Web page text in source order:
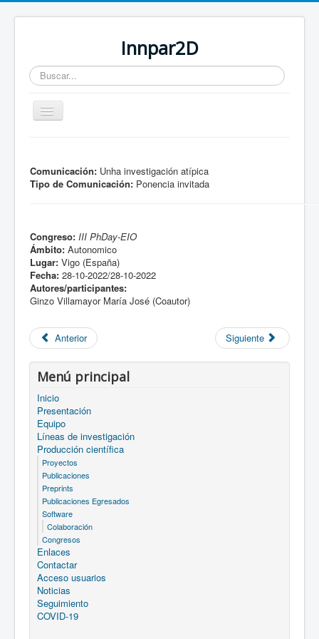
Innpar2D
Buscar...
Cambiar
navegación
Comunicación: Unha investigación atípica
Tipo de Comunicación: Ponencia invitada
Congreso: III PhDay-EIO
Ámbito: Autonomico
Lugar: Vigo (España)
Fecha: 28-10-2022/28-10-2022
Autores/participantes:
Ginzo Villamayor María José (Coautor)
Anterior Siguiente
Menú principal
Inicio
Presentación
Equipo
Líneas de investigación
Producción científica
Proyectos
Publicaciones
Preprints
Publicaciones Egresados
Software
Colaboración
Congresos
Enlaces
Contactar
Acceso usuarios
Noticias
Seguimiento
COVID-19